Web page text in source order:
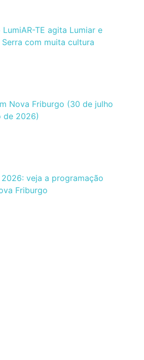
LumiAR-TE agita Lumiar e
com muita cultura
Nova Friburgo (30 de julho
de 2026)
veja a programação
Friburgo